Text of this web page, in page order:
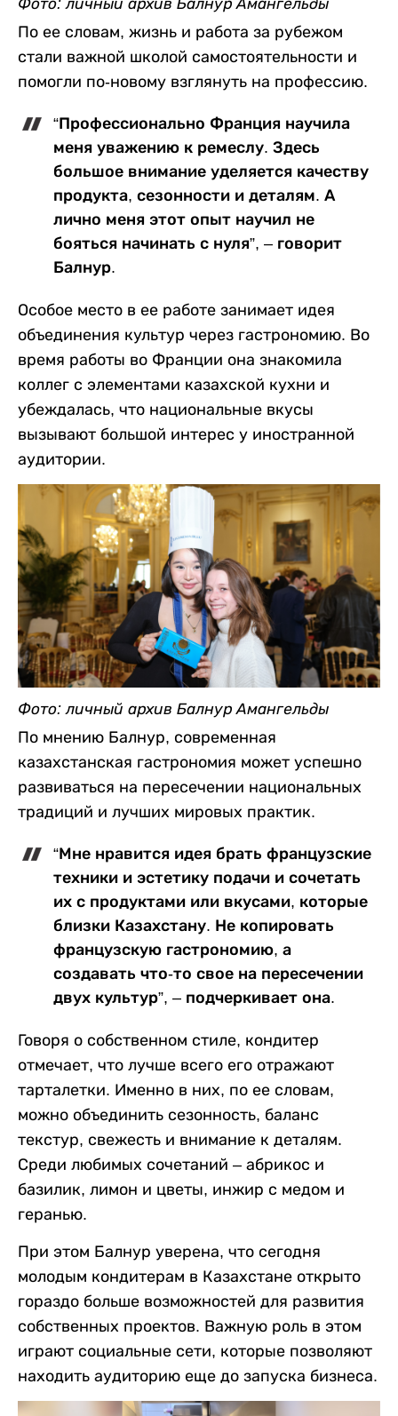
По ее словам, жизнь и работа за рубежом
стали важной школой самостоятельности и
помогли по-новому взглянуть на профессию.
“Профессионально Франция научила
меня уважению к ремеслу. Здесь
большое внимание уделяется качеству
продукта, сезонности и деталям. А
лично меня этот опыт научил не
бояться начинать с нуля”, – говорит
Балнур.
Особое место в ее работе занимает идея
объединения культур через гастрономию. Во
время работы во Франции она знакомила
коллег с элементами казахской кухни и
убеждалась, что национальные вкусы
вызывают большой интерес у иностранной
аудитории.
Фото: личный архив Балнур Амангельды
По мнению Балнур, современная
казахстанская гастрономия может успешно
развиваться на пересечении национальных
традиций и лучших мировых практик.
“Мне нравится идея брать французские
техники и эстетику подачи и сочетать
их с продуктами или вкусами, которые
близки Казахстану. Не копировать
французскую гастрономию, а
создавать что-то свое на пересечении
двух культур”, – подчеркивает она.
Говоря о собственном стиле, кондитер
отмечает, что лучше всего его отражают
тарталетки. Именно в них, по ее словам,
можно объединить сезонность, баланс
текстур, свежесть и внимание к деталям.
Среди любимых сочетаний – абрикос и
базилик, лимон и цветы, инжир с медом и
геранью.
При этом Балнур уверена, что сегодня
молодым кондитерам в Казахстане открыто
гораздо больше возможностей для развития
собственных проектов. Важную роль в этом
играют социальные сети, которые позволяют
находить аудиторию еще до запуска бизнеса.